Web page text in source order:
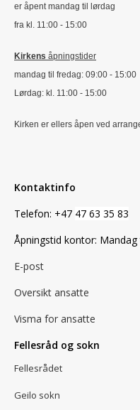
er åpent mandag til lørdag
fra kl. 11:00 - 15:00
Kirkens åpningstider
mandag til fredag: 09:00 - 15:00
Lørdag: kl. 11:00 - 15:00
Kirken er ellers åpen ved
Kontaktinfo
Telefon: +47 47 63 35 83
Åpningstid kontor:
E-post
Oversikt ansatte
Visma for ansatte
Fellesråd og sokn
Fellesrådet
Geilo sokn